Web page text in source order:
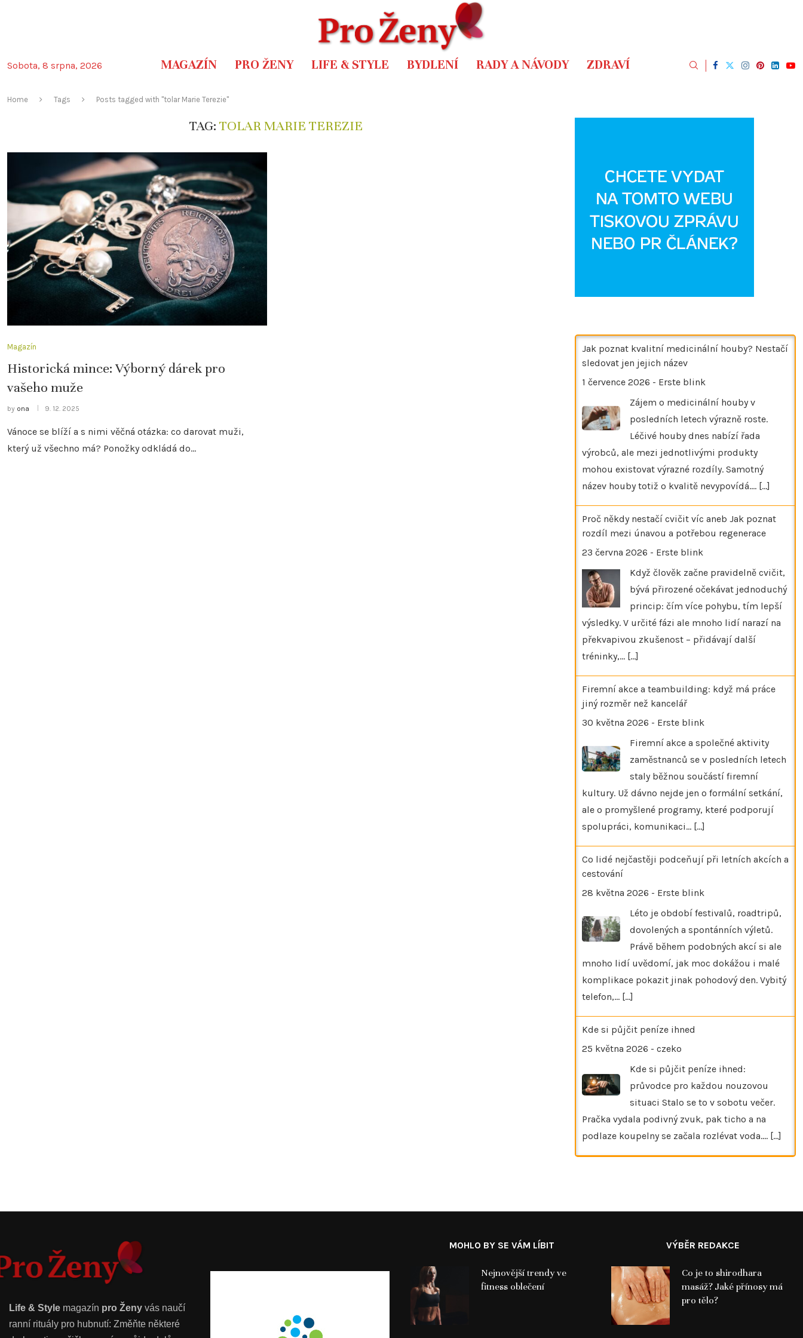
Sobota, 8 srpna, 2026 MAGAZÍN PRO ŽENY LIFE & STYLE BYDLENÍ RADY A NÁVODY ZDRAVÍ
Home Tags Posts tagged with "tolar Marie Terezie"
TAG: TOLAR MARIE TEREZIE
Magazín
Historická mince: Výborný dárek pro
vašeho muže
by ona 9. 12. 2025
Vánoce se blíží a s nimi věčná otázka: co darovat muži,
který už všechno má? Ponožky odkládá do…
Jak poznat kvalitní medicinální houby? Nestačí
sledovat jen jejich název
1 července 2026 - Erste blink
Zájem o medicinální houby v
posledních letech výrazně roste.
Léčivé houby dnes nabízí řada
výrobců, ale mezi jednotlivými produkty
mohou existovat výrazné rozdíly. Samotný
název houby totiž o kvalitě nevypovídá.… [...]
Proč někdy nestačí cvičit víc aneb Jak poznat
rozdíl mezi únavou a potřebou regenerace
23 června 2026 - Erste blink
Když člověk začne pravidelně cvičit,
bývá přirozené očekávat jednoduchý
princip: čím více pohybu, tím lepší
výsledky. V určité fázi ale mnoho lidí narazí na
překvapivou zkušenost – přidávají další
tréninky,… [...]
Firemní akce a teambuilding: když má práce
jiný rozměr než kancelář
30 května 2026 - Erste blink
Firemní akce a společné aktivity
zaměstnanců se v posledních letech
staly běžnou součástí firemní
kultury. Už dávno nejde jen o formální setkání,
ale o promyšlené programy, které podporují
spolupráci, komunikaci… [...]
Co lidé nejčastěji podceňují při letních akcích a
cestování
28 května 2026 - Erste blink
Léto je období festivalů, roadtripů,
dovolených a spontánních výletů.
Právě během podobných akcí si ale
mnoho lidí uvědomí, jak moc dokážou i malé
komplikace pokazit jinak pohodový den. Vybitý
telefon,… [...]
Kde si půjčit peníze ihned
25 května 2026 - czeko
Kde si půjčit peníze ihned:
průvodce pro každou nouzovou
situaci Stalo se to v sobotu večer.
Pračka vydala podivný zvuk, pak ticho a na
podlaze koupelny se začala rozlévat voda.… [...]
Life & Style magazín pro Ženy vás naučí
ranní rituály pro hubnutí: Změňte některé
MOHLO BY SE VÁM LÍBIT
Nejnovější trendy ve
fitness oblečení
VÝBĚR REDAKCE
Co je to shirodhara
masáž? Jaké přínosy má
pro tělo?